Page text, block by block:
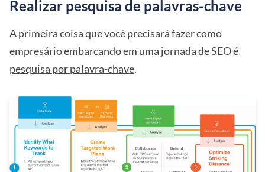
Realizar pesquisa de palavras-chave
A primeira coisa que você precisará fazer como
empresário embarcando em uma jornada de SEO é
pesquisa por palavra-chave.